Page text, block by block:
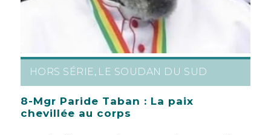
HORS SÉRIE , LE SOUDAN DU SUD
8-Mgr Paride Taban : La paix
chevillée au corps